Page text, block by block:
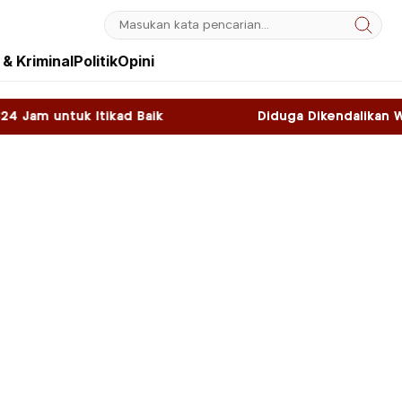
KriminalPolitikOpini
Diduga Dikendalikan WNA, Sky Game di